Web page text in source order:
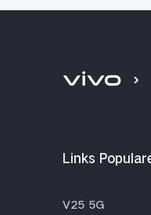
Links
V25 5G